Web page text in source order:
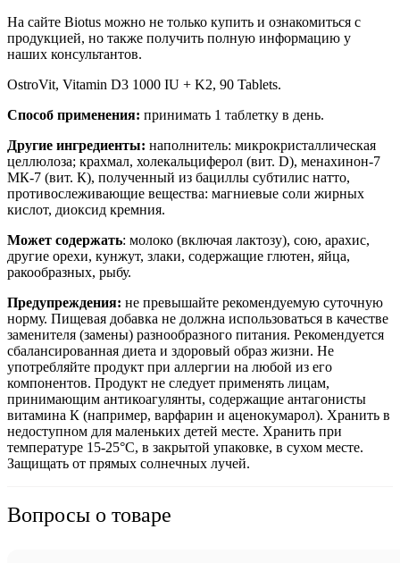
На сайте Biotus можно не только купить и ознакомиться с
продукцией, но также получить полную информацию у
наших консультантов.
OstroVit, Vitamin D3 1000 IU + K2, 90 Tablets.
Способ применения: принимать 1 таблетку в день.
Другие ингредиенты: наполнитель: микрокристаллическая
целлюлоза; крахмал, холекальциферол (вит. D), менахинон-7
МК-7 (вит. К), полученный из бациллы субтилис натто,
противослеживающие вещества: магниевые соли жирных
кислот, диоксид кремния.
Может содержать: молоко (включая лактозу), сою, арахис,
другие орехи, кунжут, злаки, содержащие глютен, яйца,
ракообразных, рыбу.
Предупреждения: не превышайте рекомендуемую суточную
норму. Пищевая добавка не должна использоваться в качестве
заменителя (замены) разнообразного питания. Рекомендуется
сбалансированная диета и здоровый образ жизни. Не
употребляйте продукт при аллергии на любой из его
компонентов. Продукт не следует применять лицам,
принимающим антикоагулянты, содержащие антагонисты
витамина К (например, варфарин и аценокумарол). Хранить в
недоступном для маленьких детей месте. Хранить при
температуре 15-25°C, в закрытой упаковке, в сухом месте.
Защищать от прямых солнечных лучей.
Вопросы о товаре